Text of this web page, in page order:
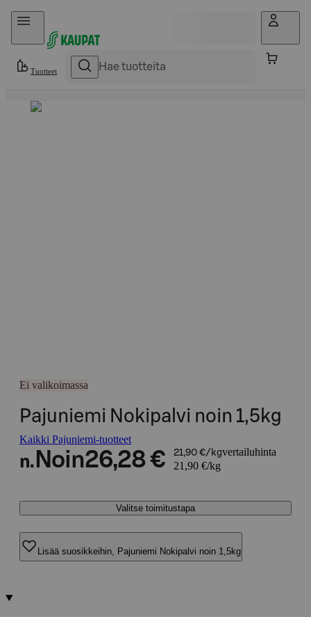
Hyppää sisältöön
Tuotteet
Ei valikoimassa
Pajuniemi Nokipalvi noin 1,5kg
Kaikki Pajuniemi-tuotteet
n. Noin26,28 € 21,90 €/kgvertailuhinta
21,90 €/kg
Valitse toimitustapa
Lisää suosikkeihin, Pajuniemi Nokipalvi noin 1,5kg